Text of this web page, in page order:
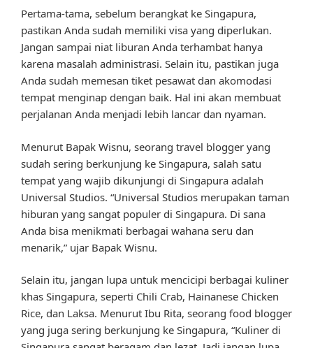
Pertama-tama, sebelum berangkat ke Singapura,
pastikan Anda sudah memiliki visa yang diperlukan.
Jangan sampai niat liburan Anda terhambat hanya
karena masalah administrasi. Selain itu, pastikan juga
Anda sudah memesan tiket pesawat dan akomodasi
tempat menginap dengan baik. Hal ini akan membuat
perjalanan Anda menjadi lebih lancar dan nyaman.
Menurut Bapak Wisnu, seorang travel blogger yang
sudah sering berkunjung ke Singapura, salah satu
tempat yang wajib dikunjungi di Singapura adalah
Universal Studios. “Universal Studios merupakan taman
hiburan yang sangat populer di Singapura. Di sana
Anda bisa menikmati berbagai wahana seru dan
menarik,” ujar Bapak Wisnu.
Selain itu, jangan lupa untuk mencicipi berbagai kuliner
khas Singapura, seperti Chili Crab, Hainanese Chicken
Rice, dan Laksa. Menurut Ibu Rita, seorang food blogger
yang juga sering berkunjung ke Singapura, “Kuliner di